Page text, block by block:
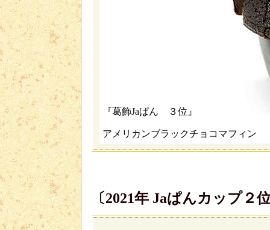
『葛飾Jaぱん ３位』
アメリカンブラックチョコマフィン
〔2021年 Jaぱんカップ２